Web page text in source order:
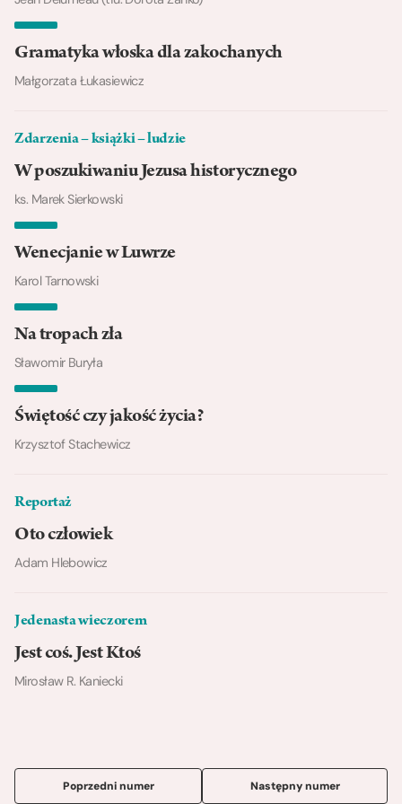
Gramatyka włoska dla zakochanych
Małgorzata Łukasiewicz
Zdarzenia – książki – ludzie
W poszukiwaniu Jezusa historycznego
ks. Marek Sierkowski
Wenecjanie w Luwrze
Karol Tarnowski
Na tropach zła
Sławomir Buryła
Świętość czy jakość życia?
Krzysztof Stachewicz
Reportaż
Oto człowiek
Adam Hlebowicz
Jedenasta wieczorem
Jest coś. Jest Ktoś
Mirosław R. Kaniecki
Poprzedni numer Następny numer